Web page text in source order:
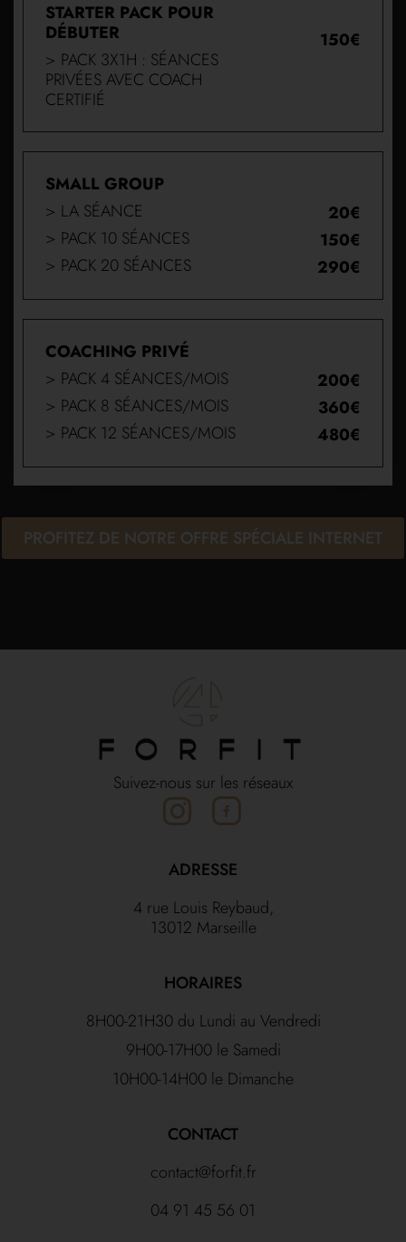
STARTER PACK POUR
DÉBUTER
> PACK 3X1H : SÉANCES
PRIVÉES AVEC COACH
CERTIFIÉ
150€
SMALL GROUP
> LA SÉANCE
> PACK 10 SÉANCES
> PACK 20 SÉANCES
20€
150€
290€
COACHING PRIVÉ
> PACK 4 SÉANCES/MOIS
> PACK 8 SÉANCES/MOIS
> PACK 12 SÉANCES/MOIS
200€
360€
480€
PROFITEZ DE NOTRE OFFRE SPÉCIALE INTERNET
Suivez-nous sur les réseaux
ADRESSE
4 rue Louis Reybaud,
13012 Marseille
HORAIRES
8H00-21H30 du Lundi au Vendredi
9H00-17H00 le Samedi
10H00-14H00 le Dimanche
CONTACT
contact@forfit.fr
04 91 45 56 01